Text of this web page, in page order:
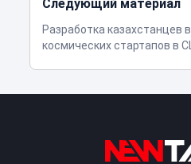
Следующий материал
Разработка казахстанцев
космических стартапов в